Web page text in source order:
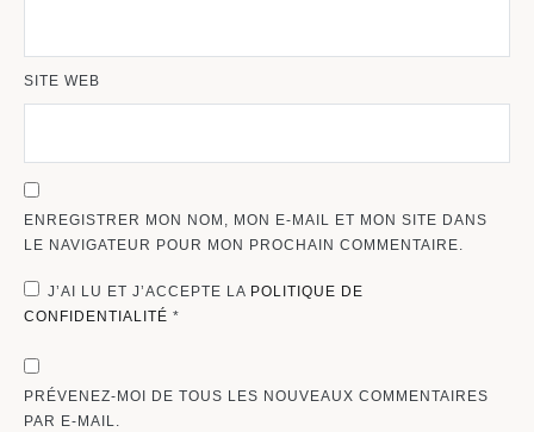
SITE WEB
ENREGISTRER MON NOM, MON E-MAIL ET MON SITE DANS
LE NAVIGATEUR POUR MON PROCHAIN COMMENTAIRE.
J’AI LU ET J’ACCEPTE LA POLITIQUE DE
CONFIDENTIALITÉ *
PRÉVENEZ-MOI DE TOUS LES NOUVEAUX COMMENTAIRES
PAR E-MAIL.